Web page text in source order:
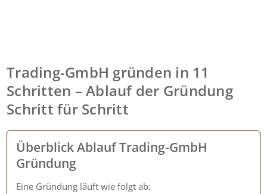
Trading-GmbH gründen in 11
Schritten – Ablauf der Gründung
Schritt für Schritt
Überblick Ablauf Trading-GmbH
Gründung
Eine Gründung läuft wie folgt ab: